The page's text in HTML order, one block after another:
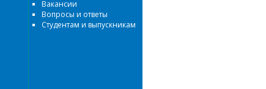
Вакансии
Вопросы и ответы
Студентам и выпускникам